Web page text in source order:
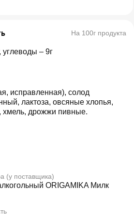
На 100г продукта
углеводы – 9г
исправленная), солод
лактоза, овсяные хлопья,
дрожжи пивные.
(у поставщика)
ORIGAMIKA Милк